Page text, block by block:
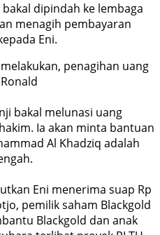
dipindah ke lembaga
menagih pembayaran
Eni.
penagihan uang
bakal melunasi uang
Ia akan minta bantu­an
Al Khadziq ada­lah
Eni menerima suap Rp
pemilik saham Blackgold
Blackgold dan anak